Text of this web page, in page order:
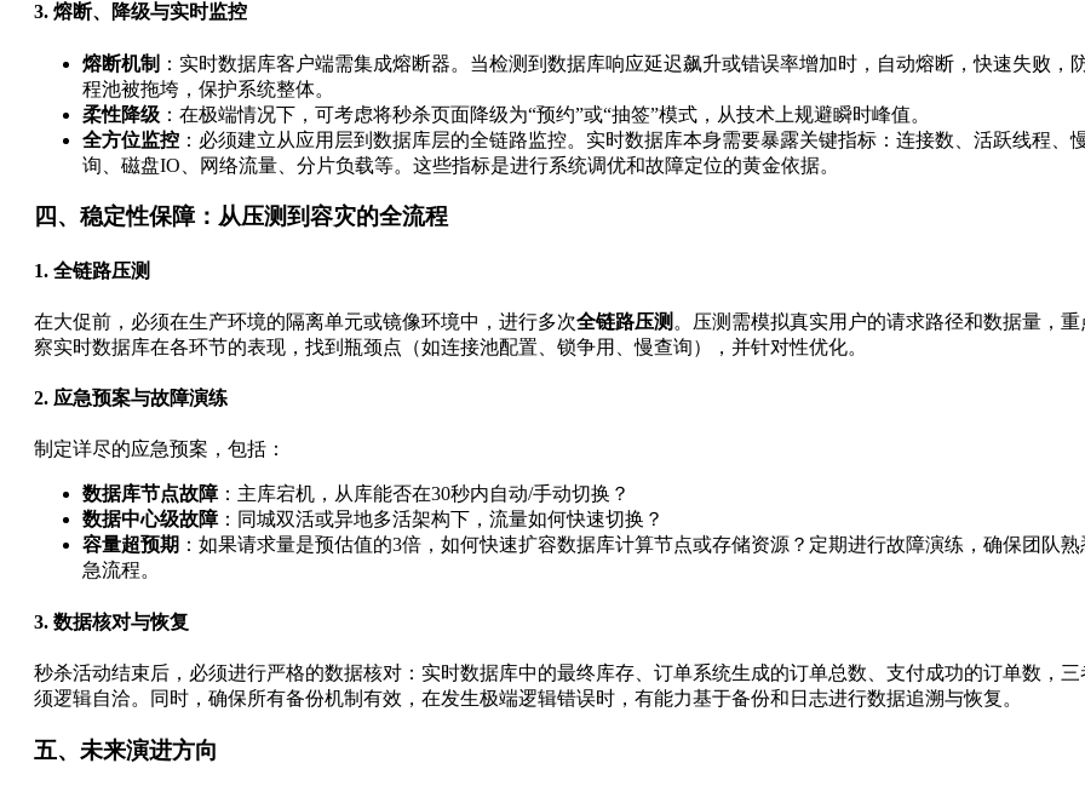
3. 熔断、降级与实时监控
熔断机制 ：实时数据库客户端需集成熔断器。当检测到数据库响应延迟飙升或错误率增加时，自动熔断，快速失败，
程池被拖垮，保护系统整体。
柔性降级 ：在极端情况下，可考虑将秒杀页面降级为“预约”或“抽签”模式，从技术上规避瞬时峰值。
全方位监控 ：必须建立从应用层到数据库层的全链路监控。实时数据库本身需要暴露关键指标：连接数、活跃线程、
询、磁盘IO、网络流量、分片负载等。这些指标是进行系统调优和故障定位的黄金依据。
四、稳定性保障：从压测到容灾的全流程
1. 全链路压测
在大促前，必须在生产环境的隔离单元或镜像环境中，进行多次全链路压测 。压测需模拟真实用户的请求路径和数据量，重
察实时数据库在各环节的表现，找到瓶颈点（如连接池配置、锁争用、慢查询），并针对性优化。
2. 应急预案与故障演练
制定详尽的应急预案，包括：
数据库节点故障：主库宕机，从库能否在30秒内自动/手动切换？
数据中心级故障：同城双活或异地多活架构下，流量如何快速切换？
容量超预期 ：如果请求量是预估值的3倍，如何快速扩容数据库计算节点或存储资源？定期进行故障演练，确保团队熟
急流程。
3. 数据核对与恢复
秒杀活动结束后，必须进行严格的数据核对：实时数据库中的最终库存、订单系统生成的订单总数、支付成功的订单数，三
须逻辑自洽。同时，确保所有备份机制有效，在发生极端逻辑错误时，有能力基于备份和日志进行数据追溯与恢复。
五、未来演进方向